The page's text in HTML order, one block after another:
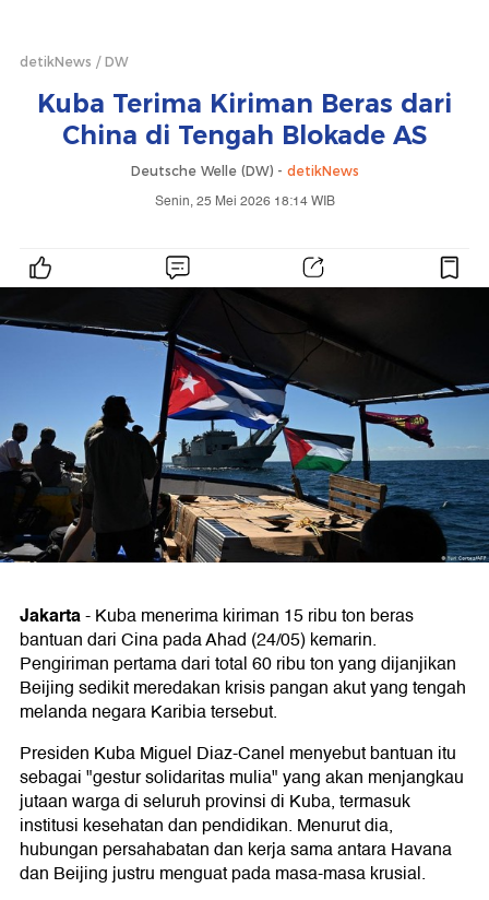
detikNews DW
Kuba Terima Kiriman Beras dari
China di Tengah Blokade AS
Deutsche Welle (DW) - detikNews
Senin, 25 Mei 2026 18:14 WIB
Jakarta-Kuba menerima kiriman 15 ribu ton beras
bantuan dari Cina pada Ahad (24/05) kemarin.
Pengiriman pertama dari total 60 ribu ton yang dijanjikan
Beijing sedikit meredakan krisis pangan akut yang tengah
melanda negara Karibia tersebut.
Presiden Kuba Miguel Diaz-Canel menyebut bantuan itu
sebagai "gestur solidaritas mulia" yang akan menjangkau
jutaan warga di seluruh provinsi di Kuba, termasuk
institusi kesehatan dan pendidikan. Menurut dia,
hubungan persahabatan dan kerja sama antara Havana
dan Beijing justru menguat pada masa-masa krusial.